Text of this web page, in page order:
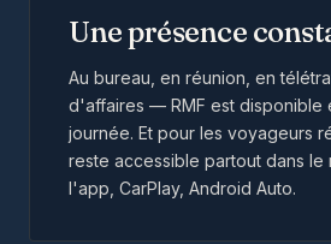
Une présence
Au bureau, en réunion, en
d'affaires — RMF est disponible
journée. Et pour les voyageurs
reste accessible partout dans le
l'app, CarPlay, Android Auto.